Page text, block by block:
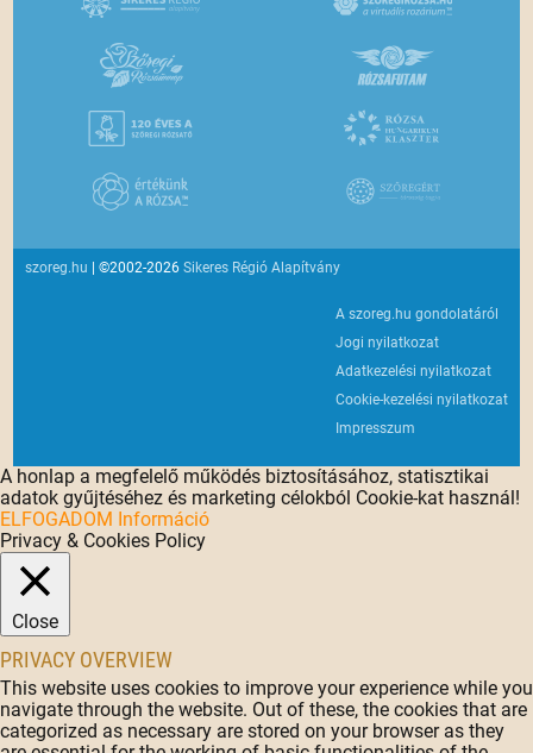
szoreg.hu | ©2002-2026Sikeres Régió Alapítvány
A szoreg.hu gondolatáról
Jogi nyilatkozat
Adatkezelési nyilatkozat
Cookie-kezelési nyilatkozat
Impresszum
A honlap a megfelelő működés biztosításához, statisztikai
adatok gyűjtéséhez és marketing célokból Cookie-kat használ!
ELFOGADOM Információ
Privacy & Cookies Policy
Close
PRIVACY OVERVIEW
This website uses cookies to improve your experience while you
navigate through the website. Out of these, the cookies that are
categorized as necessary are stored on your browser as they